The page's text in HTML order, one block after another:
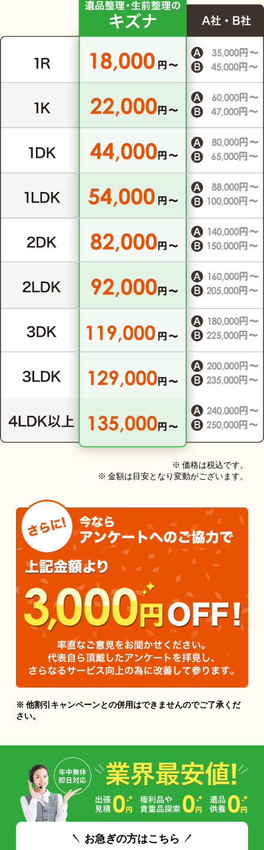
※ 価格は税込です。
※ 金額は目安となり変動がございます。
※ 他割引キャンペーンとの併用はできませんのでご了承くだ
さい。
お急ぎの方はこちら